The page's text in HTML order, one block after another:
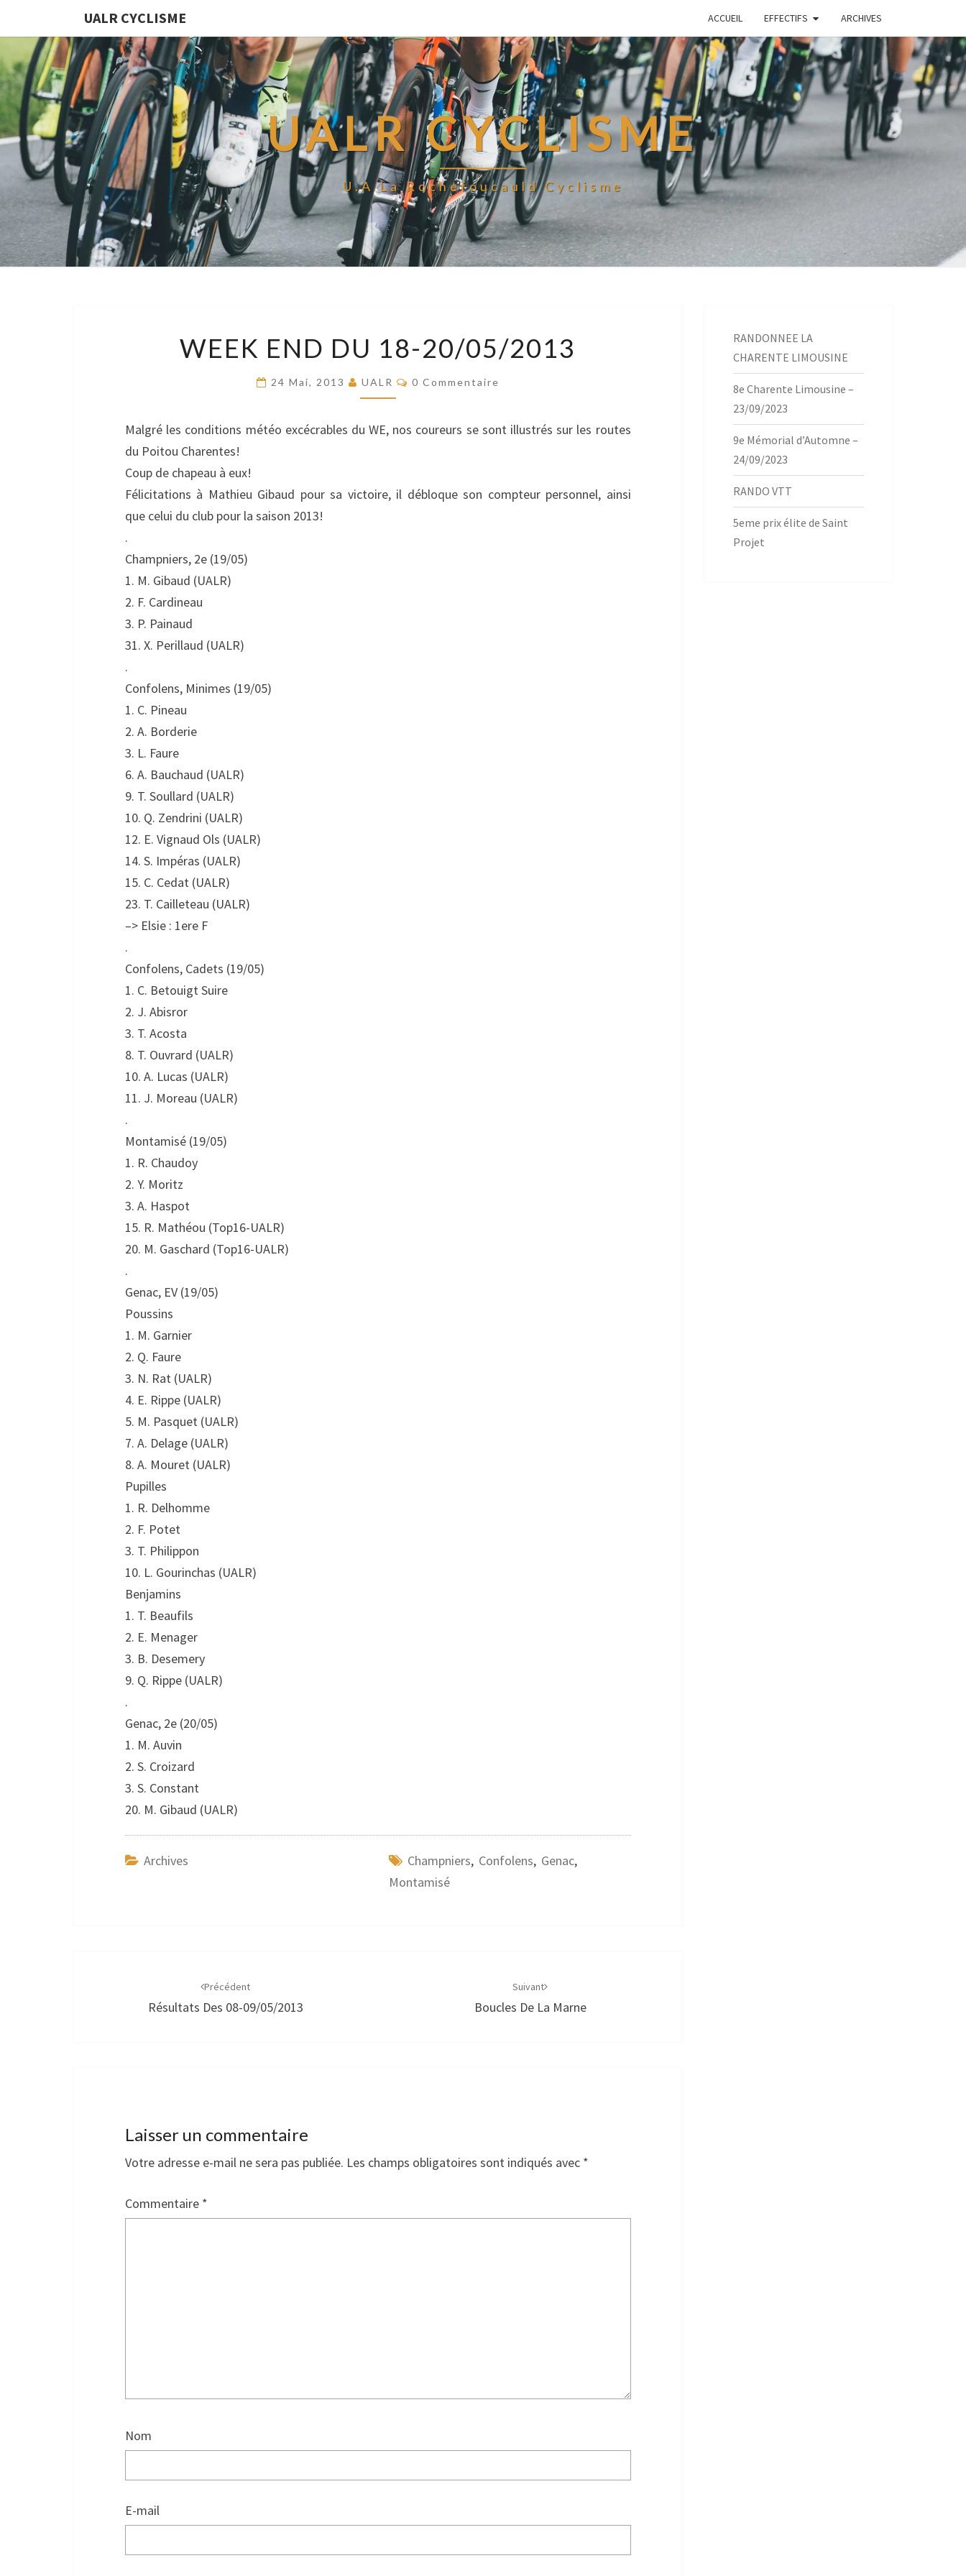
UALR CYCLISME ACCUEIL EFFECTIFS ARCHIVES
UALR CYCLISME
U.A La Rochefoucauld Cyclisme
END
WEEK END DU 18-20/05/2013
24 Mai, 2013 UALR Commentaires
0 Commentaire
Malgré les conditions météo excécrables du WE, nos coureurs se sont illustrés sur les routes
du Poitou Charentes!
Coup de chapeau à eux!
Félicitations à Mathieu Gibaud pour sa victoire, il débloque son compteur personnel, ainsi
que celui du club pour la saison 2013!
.
Champniers, 2e (19/05)
1. M. Gibaud (UALR)
2. F. Cardineau
3. P. Painaud
31. X. Perillaud (UALR)
.
Confolens, Minimes (19/05)
1. C. Pineau
2. A. Borderie
3. L. Faure
6. A. Bauchaud (UALR)
9. T. Soullard (UALR)
10. Q. Zendrini (UALR)
12. E. Vignaud Ols (UALR)
14. S. Impéras (UALR)
15. C. Cedat (UALR)
23. T. Cailleteau (UALR)
–> Elsie : 1ere F
.
Confolens, Cadets (19/05)
1. C. Betouigt Suire
2. J. Abisror
3. T. Acosta
8. T. Ouvrard (UALR)
10. A. Lucas (UALR)
11. J. Moreau (UALR)
.
Montamisé (19/05)
1. R. Chaudoy
2. Y. Moritz
3. A. Haspot
15. R. Mathéou (Top16-UALR)
20. M. Gaschard (Top16-UALR)
.
Genac, EV (19/05)
Poussins
1. M. Garnier
2. Q. Faure
3. N. Rat (UALR)
4. E. Rippe (UALR)
5. M. Pasquet (UALR)
7. A. Delage (UALR)
8. A. Mouret (UALR)
Pupilles
1. R. Delhomme
2. F. Potet
3. T. Philippon
10. L. Gourinchas (UALR)
Benjamins
1. T. Beaufils
2. E. Menager
3. B. Desemery
9. Q. Rippe (UALR)
.
Genac, 2e (20/05)
1. M. Auvin
2. S. Croizard
3. S. Constant
20. M. Gibaud (UALR)
Archives Champniers, Confolens, Genac,
Montamisé
Précédent
Résultats Des 08-09/05/2013
Suivant
Boucles De La Marne
Laisser un commentaire
Votre adresse e-mail ne sera pas publiée. Les champs obligatoires sont indiqués avec *
Commentaire *
Nom
E-mail
RANDONNEE LA
CHARENTE LIMOUSINE
8e Charente Limousine –
23/09/2023
9e Mémorial d’Automne –
24/09/2023
RANDO VTT
5eme prix élite de Saint
Projet